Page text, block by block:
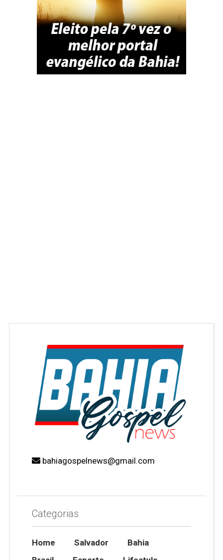
bahiagospelnews@gmail.com
Categorias
Home Salvador
Bahia